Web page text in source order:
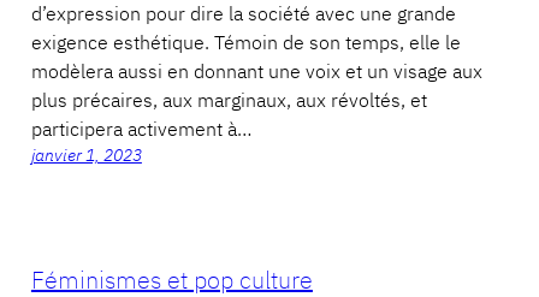
d’expression pour dire la société avec une grande
exigence esthétique. Témoin de son temps, elle le
modèlera aussi en donnant une voix et un visage aux
plus précaires, aux marginaux, aux révoltés, et
participera activement à…
janvier 1, 2023
Féminismes et pop culture